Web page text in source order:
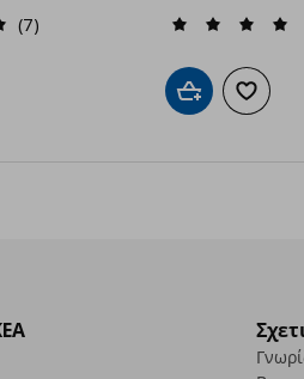
(7)
αγαπημένα Προσθήκη στο